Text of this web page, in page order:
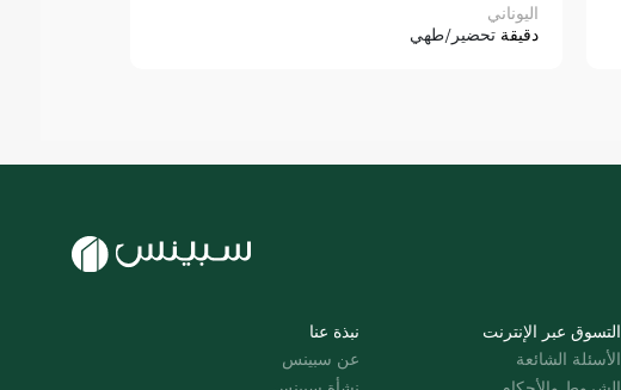
اليوناني
دقيقة تحضير/طهي
نبذة عنا
عن سبينس
التسوق عبر الإنترنت
الأسئلة الشائعة